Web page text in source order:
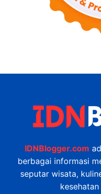
IDNBlogger.com
berbagai informasi
seputar wisata,